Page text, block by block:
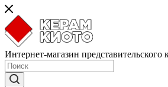
Интернет-магазин представительского